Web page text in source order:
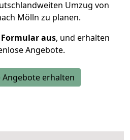
Umzug von
Mölln zu planen.
aus, und erhalten
Angebote.
Angebote erhalten